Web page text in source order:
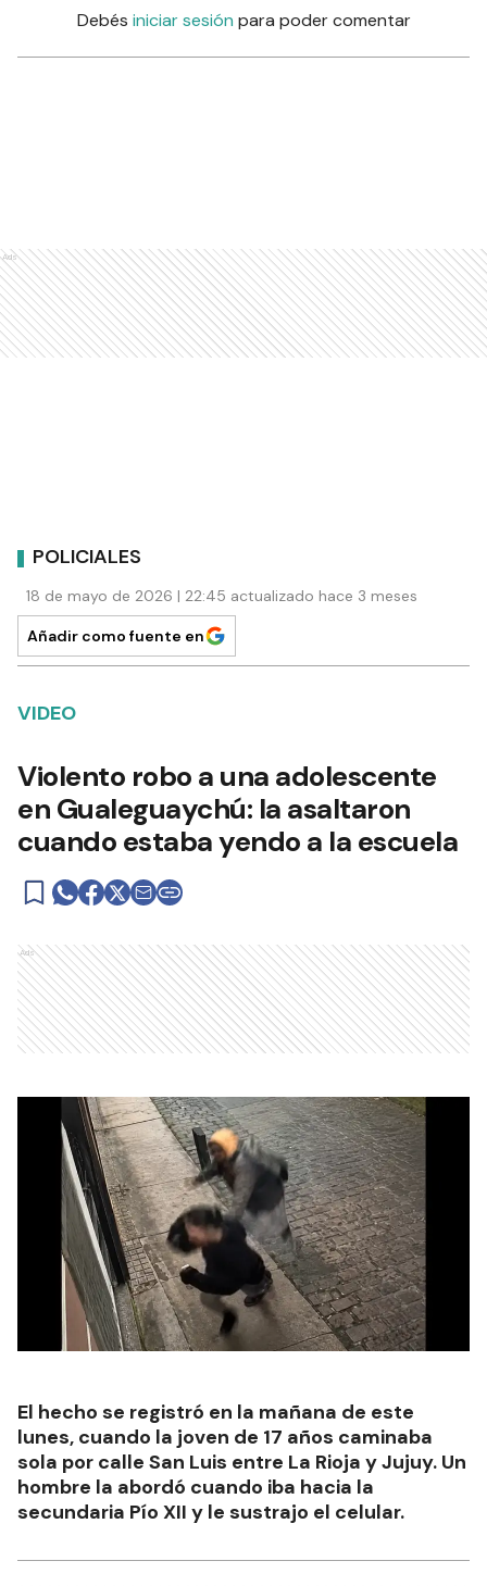
Debés iniciar sesión para poder comentar
Ads
POLICIALES
18 de mayo de 2026 | 22:45 actualizado hace 3 meses
Añadir como fuente en
VIDEO
Violento robo a una adolescente
en Gualeguaychú: la asaltaron
cuando estaba yendo a la escuela
Ads
El hecho se registró en la mañana de este
lunes, cuando la joven de 17 años caminaba
sola por calle San Luis entre La Rioja y Jujuy. Un
hombre la abordó cuando iba hacia la
secundaria Pío XII y le sustrajo el celular.